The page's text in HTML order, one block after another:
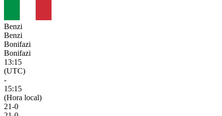
Benzi
Benzi
Bonifazi
Bonifazi
13:15
(UTC)
-
15:15
(Hora local)
21-0